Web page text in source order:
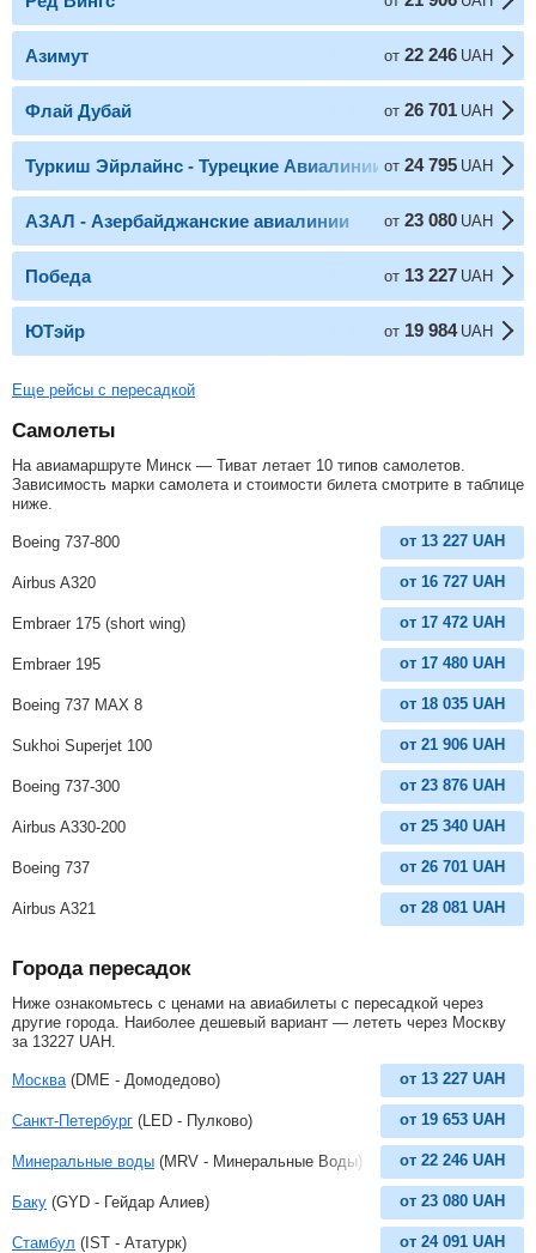
Азимут от 22 246 UAH
Флай Дубай от 26 701 UAH
Туркиш Эйрлайнс - Турецкие Авиалинии от 24 795 UAH
АЗАЛ - Азербайджанские авиалинии от 23 080 UAH
Победа от 13 227 UAH
ЮТэйр от 19 984 UAH
Еще рейсы с пересадкой
Самолеты
На авиамаршруте Минск — Тиват летает 10 типов самолетов.
Зависимость марки самолета и стоимости билета смотрите в таблице
ниже.
Boeing 737-800 от 13 227 UAH
Airbus A320 от 16 727 UAH
Embraer 175 (short wing) от 17 472 UAH
Embraer 195 от 17 480 UAH
Boeing 737 MAX 8 от 18 035 UAH
Sukhoi Superjet 100 от 21 906 UAH
Boeing 737-300 от 23 876 UAH
Airbus A330-200 от 25 340 UAH
Boeing 737 от 26 701 UAH
Airbus A321 от 28 081 UAH
Города пересадок
Ниже ознакомьтесь с ценами на авиабилеты с пересадкой через
другие города. Наиболее дешевый вариант — лететь через Москву
за 13227 UAH
Москва (DME - Домодедово) от 13 227 UAH
Санкт-Петербург (LED - Пулково) от 19 653 UAH
Минеральные воды (MRV - Минеральные Воды) от 22 246 UAH
Баку (GYD - Гейдар Алиев) от 23 080 UAH
Стамбул (IST - Ататурк) от 24 091 UAH